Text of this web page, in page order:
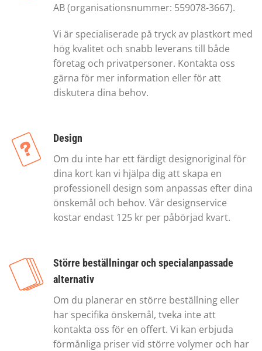
AB (organisationsnummer: 559078-3667).
Vi är specialiserade på tryck av plastkort med
hög kvalitet och snabb leverans till både
företag och privatpersoner. Kontakta oss
gärna för mer information eller för att
diskutera dina behov.
Design
Om du inte har ett färdigt designoriginal för
dina kort kan vi hjälpa dig att skapa en
professionell design som anpassas efter dina
önskemål och behov. Vår designservice
kostar endast 125 kr per påbörjad kvart.
Större beställningar och specialanpassade
alternativ
Om du planerar en större beställning eller
har specifika önskemål, tveka inte att
kontakta oss för en offert. Vi kan erbjuda
förmånliga priser vid större volymer och har